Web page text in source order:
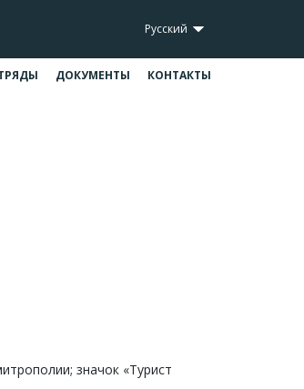
Русский
ДОКУМЕНТЫ КОНТАКТЫ
значок «Турист